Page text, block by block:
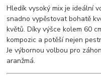
Hledík vysoký mix je ideální
snadno vypěstovat bohatě
květů. Díky výšce kolem 60
kompozic a potěší nejen
Je výbornou volbou pro
aranžmá.